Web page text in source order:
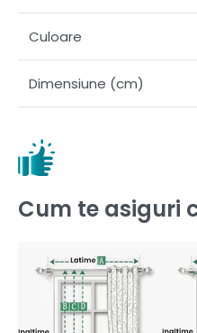
Culoare
Dimensiune (cm)
Cum te asiguri